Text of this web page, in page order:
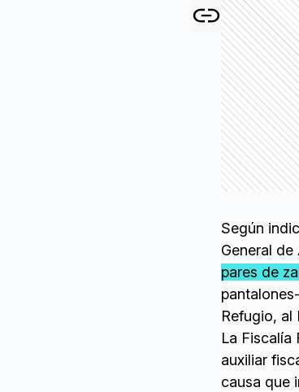
Según
General
pares de
Refugio, al
La Fiscalía
auxiliar
causa que